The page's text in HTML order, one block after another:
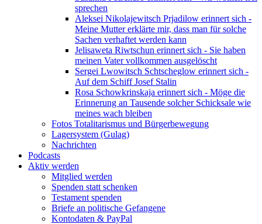
sprechen
Aleksei Nikolajewitsch Prjadilow erinnert sich -
Meine Mutter erklärte mir, dass man für solche
Sachen verhaftet werden kann
Jelisaweta Riwtschun erinnert sich - Sie haben
meinen Vater vollkommen ausgelöscht
Sergei Lwowitsch Schtscheglow erinnert sich -
Auf dem Schiff Josef Stalin
Rosa Schowkrinskaja erinnert sich - Möge die
Erinnerung an Tausende solcher Schicksale wie
meines wach bleiben
Fotos Totalitarismus und Bürgerbewegung
Lagersystem (Gulag)
Nachrichten
Podcasts
Aktiv werden
Mitglied werden
Spenden statt schenken
Testament spenden
Briefe an politische Gefangene
Kontodaten & PayPal